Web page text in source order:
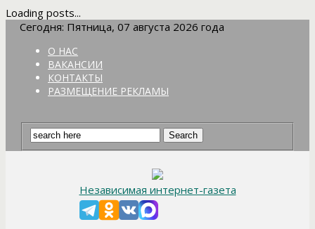
Loading posts...
Сегодня: Пятница, 07 августа 2026 года
О НАС
ВАКАНСИИ
КОНТАКТЫ
РАЗМЕЩЕНИЕ РЕКЛАМЫ
Независимая интернет-газета